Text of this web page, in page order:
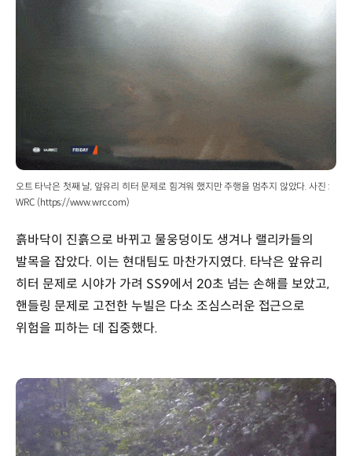
오트 타낙은 첫째 날, 앞유리 히터 문제로 힘겨워 했지만 주행을 멈추지 않았다. 사진 :
WRC (https://www.wrc.com)
흙바닥이 진흙으로 바뀌고 물웅덩이도 생겨나 랠리카들의
발목을 잡았다. 이는 현대팀도 마찬가지였다. 타낙은 앞유리
히터 문제로 시야가 가려 SS9에서 20초 넘는 손해를 보았고,
핸들링 문제로 고전한 누빌은 다소 조심스러운 접근으로
위험을 피하는 데 집중했다.